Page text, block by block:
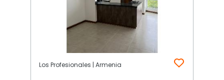
Los Profesionales | Armenia